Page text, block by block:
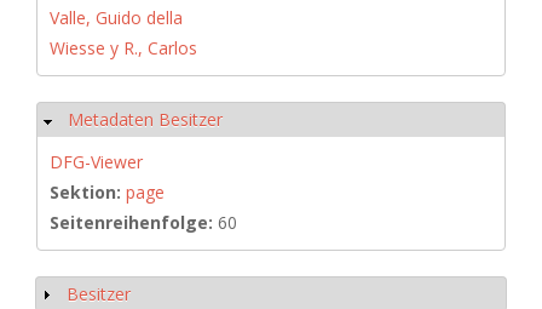
Valle, Guido della
Wiesse y R., Carlos
Ausblenden
Metadaten Besitzer
DFG-Viewer
Sektion: page
Seitenreihenfolge: 60
Anzeigen
Besitzer